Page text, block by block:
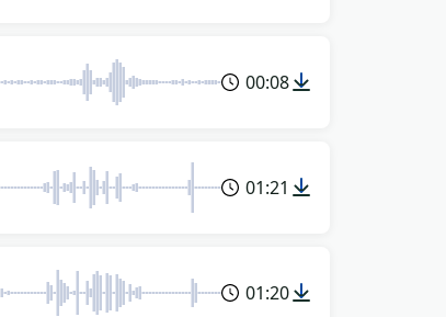
00:08
01:21
01:20